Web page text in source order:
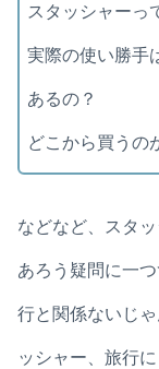
スタッシャーっ
実際の使い勝手
あるの？
どこから買うの
などなど、スタ
あろう疑問に一
行と関係ないじ
ッシャー、旅行